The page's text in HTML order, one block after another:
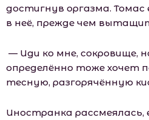
достигнув оргазма. Томас
в неё, прежде чем
— Иди ко мне, сокровище,
определённо тоже хочет
тесную, разгорячённую
Иностранка рассмеялась,